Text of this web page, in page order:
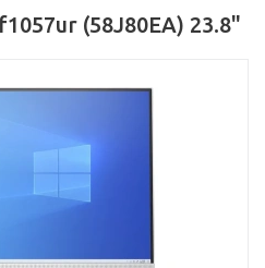
(58J80EA) 23.8"